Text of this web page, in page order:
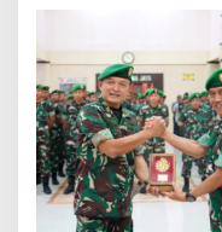
Dinilai Penting Hadapi